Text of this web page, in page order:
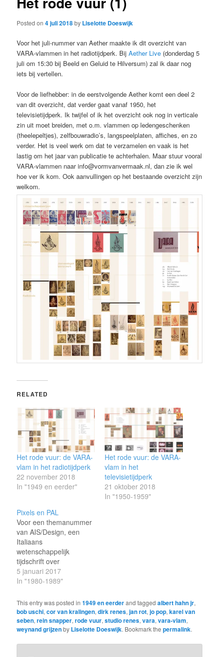
Posted on4 juli 2018by Liselotte Doeswijk
Voor het juli-nummer van Aether maakte ik dit overzicht van
VARA-vlammen in het radiotijdperk. BijAether Live (donderdag 5
juli om 15:30 bij Beeld en Geluid te Hilversum) zal ik daar nog
iets bij vertellen.
Voor de liefhebber: in de eerstvolgende Aether komt een deel 2
van dit overzicht, dat verder gaat vanaf 1950, het
televisietijdperk. Ik twijfel of ik het overzicht ook nog in verticale
zin uit moet breiden, met o.m. vlammen op ledengeschenken
(theelepeltjes), zelfbouwradio’s, langspeelplaten, affiches, en zo
verder. Het is veel werk om dat te verzamelen en vaak is het
lastig om het jaar van publicatie te achterhalen. Maar stuur vooral
VARA-vlammen naar info@vormvanvermaak.nl, dan zie ik wel
hoe ver ik kom. Ook aanvullingen op het bestaande overzicht zijn
welkom.
RELATED
Het rode vuur: de VARA-
vlam in het radiotijdperk
22 november 2018
In "1949 en eerder"
Het rode vuur: de VARA-
vlam in het
televisietijdperk
21 oktober 2018
In "1950-1959"
Pixels en PAL
Voor een themanummer
van AIS/Design, een
Italiaans
wetenschappelijk
tijdschrift over
vormgeving, schreef ik
(met goede hulp van
een artikel over de
kennismaking
tussen pixels en PAL,
oftewel de computer en
5 januari 2017
In "1980-1989"
This entry was posted in1949 en eerderand taggedalbert hahn jr,
bob uschi,cor van kralingen,dirk renes,jan rot,jo pop,karel van
seben,rein snapper,rode vuur,studio renes,vara,vara-vlam,
weynand grijzenby Liselotte Doeswijk. Bookmark thepermalink.